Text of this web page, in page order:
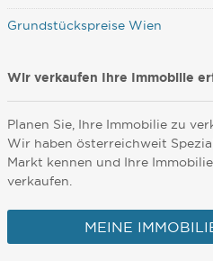
Grundstückspreise Wien
Wir verkaufen Ihre Immobilie
Planen Sie, Ihre Immobilie zu
Wir haben österreichweit
Markt kennen und Ihre
verkaufen.
MEINE